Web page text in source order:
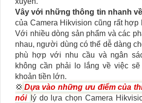
Vây với những thông tin nhanh
của Camera Hikvision cũng rất hợp
Với nhiều dòng sản phẩm và các
nhau, người dùng có thể dễ dàng
phù hợp với nhu cầu và ngân
không cần phải lo lắng về việc
khoản tiền lớn.
💢 Dựa vào những ưu điểm của
nói
lý do lựa chọn Camera